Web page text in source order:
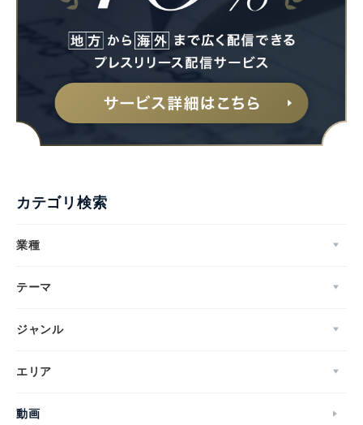
カテゴリ検索
業種
テーマ
ジャンル
エリア
動画